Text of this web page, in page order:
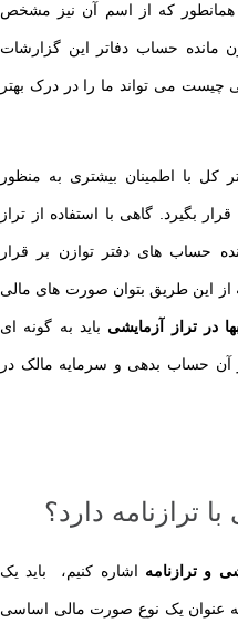
همانطور که از اسم آن نیز مشخص
حساب دفاتر این گزارشات
چیست می تواند ما را در درک بهتر
با اطمینان بیشتری به منظور
بگیرد. گاهی با استفاده از تراز
های دفتر توازن بر قرار
از این طریق بتوان صورت های مالی
در تراز آزمایشیباید به گونه ای
آن حساب بدهی و سرمایه مالک در
ترازنامه دارد؟
و ترازنامهاشاره کنیم، باید یک
به عنوان یک نوع صورت مالی اساسی